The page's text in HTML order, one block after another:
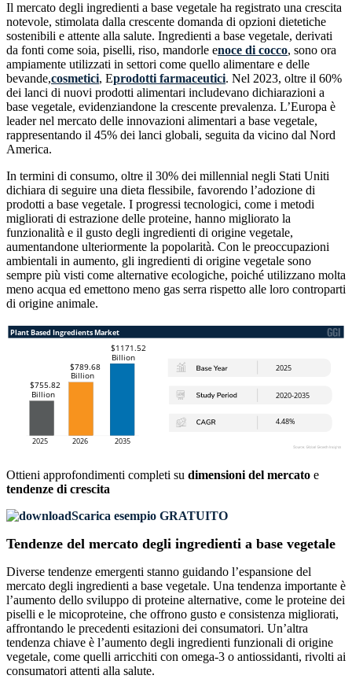
Il mercato degli ingredienti a base vegetale ha registrato una crescita
notevole, stimolata dalla crescente domanda di opzioni dietetiche
sostenibili e attente alla salute. Ingredienti a base vegetale, derivati ​​
da fonti come soia, piselli, riso, mandorle enoce di cocco, sono ora
ampiamente utilizzati in settori come quello alimentare e delle
bevande,cosmetici, Eprodotti farmaceutici. Nel 2023, oltre il 60%
dei lanci di nuovi prodotti alimentari includevano dichiarazioni a
base vegetale, evidenziandone la crescente prevalenza. L’Europa è
leader nel mercato delle innovazioni alimentari a base vegetale,
rappresentando il 45% dei lanci globali, seguita da vicino dal Nord
America.
In termini di consumo, oltre il 30% dei millennial negli Stati Uniti
dichiara di seguire una dieta flessibile, favorendo l’adozione di
prodotti a base vegetale. I progressi tecnologici, come i metodi
migliorati di estrazione delle proteine, hanno migliorato la
funzionalità e il gusto degli ingredienti di origine vegetale,
aumentandone ulteriormente la popolarità. Con le preoccupazioni
ambientali in aumento, gli ingredienti di origine vegetale sono
sempre più visti come alternative ecologiche, poiché utilizzano molta
meno acqua ed emettono meno gas serra rispetto alle loro controparti
di origine animale.
Ottieni approfondimenti completi su dimensioni del mercato e
tendenze di crescita
Scarica esempio GRATUITO
Tendenze del mercato degli ingredienti a base vegetale
Diverse tendenze emergenti stanno guidando l’espansione del
mercato degli ingredienti a base vegetale. Una tendenza importante è
l’aumento dello sviluppo di proteine ​​alternative, come le proteine ​​dei
piselli e le micoproteine, che offrono gusto e consistenza migliorati,
affrontando le precedenti esitazioni dei consumatori. Un’altra
tendenza chiave è l’aumento degli ingredienti funzionali di origine
vegetale, come quelli arricchiti con omega-3 o antiossidanti, rivolti ai
consumatori attenti alla salute.